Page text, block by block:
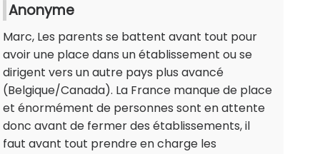
Anonyme
Marc, Les parents se battent avant tout pour
avoir une place dans un établissement ou se
dirigent vers un autre pays plus avancé
(Belgique/Canada). La France manque de place
et énormément de personnes sont en attente
donc avant de fermer des établissements, il
faut avant tout prendre en charge les